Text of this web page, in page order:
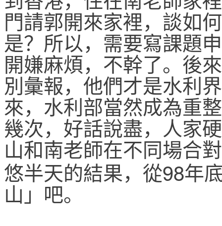
門請郭開來家裡，談如
是？所以，需要寫課題
開嫌麻煩，不幹了。後
別彙報，他們才是水利
來，水利部當然成為重
幾次，好話說盡，人家
山和南老師在不同場合
悠半天的結果，從98年
山」吧。